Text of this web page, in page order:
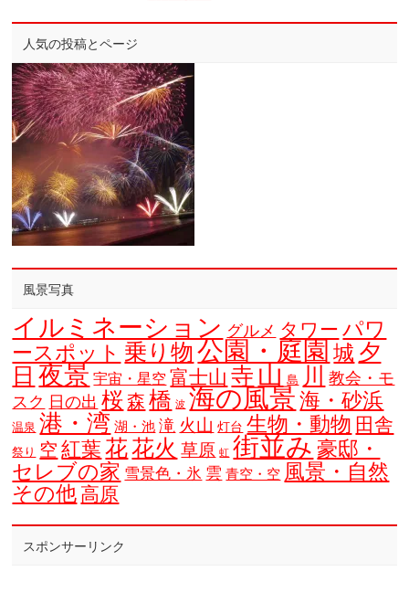
人気の投稿とページ
風景写真
イルミネーション グルメ タワー パワ
ースポット 乗り物 公園・庭園 城 夕
日 夜景 宇宙・星空 富士山 寺 山 島 川
教会・モ
スク 日の出 桜 森 橋 波 海の風景 海・砂浜
温泉 港・湾 湖・池 滝 火山 灯台 生物・動物 田舎
祭り 空 紅葉 花花火 草原 虹 街並み 豪邸・
セレブの家 雪景色・氷 雲 青空・空 風景・自然
その他 高原
スポンサーリンク